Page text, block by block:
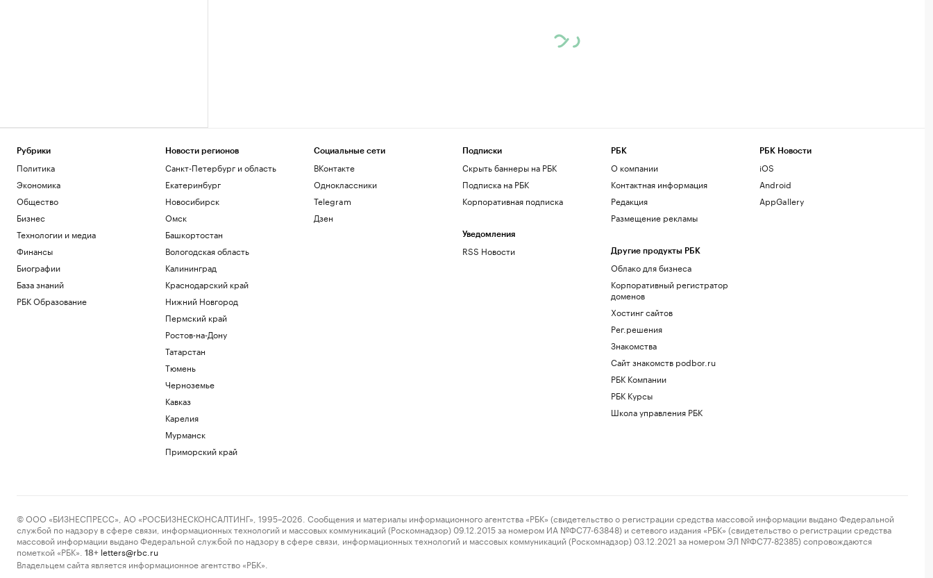
Рубрики
Политика
Экономика
Общество
Бизнес
Технологии и медиа
Финансы
Биографии
База знаний
РБК Образование
Новости регионов
Санкт-Петербург и область
Екатеринбург
Новосибирск
Омск
Башкортостан
Вологодская область
Калининград
Краснодарский край
Нижний Новгород
Пермский край
Ростов-на-Дону
Татарстан
Тюмень
Черноземье
Кавказ
Карелия
Мурманск
Приморский край
Социальные сети
ВКонтакте
Одноклассники
Telegram
Дзен
Подписки
Скрыть баннеры на РБК
Подписка на РБК
Корпоративная подписка
Уведомления
RSS Новости
РБК
О компании
Контактная информация
Редакция
Размещение рекламы
Другие продукты РБК
Облако для бизнеса
Корпоративный регистратор
доменов
Хостинг сайтов
Рег.решения
Знакомства
Сайт знакомств podbor.ru
РБК Компании
РБК Курсы
Школа управления РБК
РБК Новости
iOS
Android
AppGallery
© ООО «БИЗНЕСПРЕСС», АО «РОСБИЗНЕСКОНСАЛТИНГ», 1995–2026. Сообщения и материалы информационного агентства «РБК» (свидетельство о регистрации средства массовой информации выдано Федеральной
службой по надзору в сфере связи, информационных технологий и массовых коммуникаций (Роскомнадзор) 09.12.2015 за номером ИА №ФС77-63848) и сетевого издания «РБК» (свидетельство о регистрации средства
массовой информации выдано Федеральной службой по надзору в сфере связи, информационных технологий и массовых коммуникаций (Роскомнадзор) 03.12.2021 за номером ЭЛ №ФС77-82385) сопровождаются
пометкой «РБК».
18+ letters@rbc.ru
Владельцем сайта является информационное агентство «РБК».